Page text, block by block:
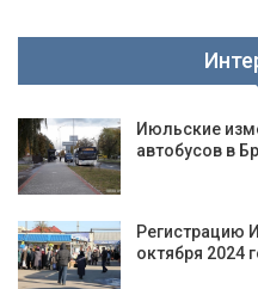
Июльские
автобусов в
Регистрацию
октября 2024